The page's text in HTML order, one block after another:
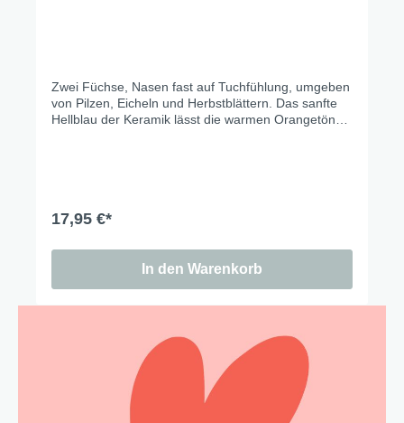
Zwei Füchse, Nasen fast auf Tuchfühlung, umgeben
von Pilzen, Eicheln und Herbstblättern. Das sanfte
Hellblau der Keramik lässt die warmen Orangetöne
17,95 €*
In den Warenkorb